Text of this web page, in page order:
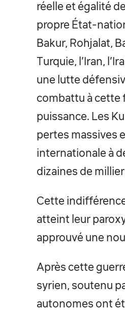
réelle et égalité
propre État-
Bakur, Rohjalat,
Turquie, l’Iran,
une lutte
combattu à cette
puissance. Les
pertes massives
internationale à
dizaines de
Cette
atteint leur
approuvé une
Après cette
syrien, soutenu
autonomes ont